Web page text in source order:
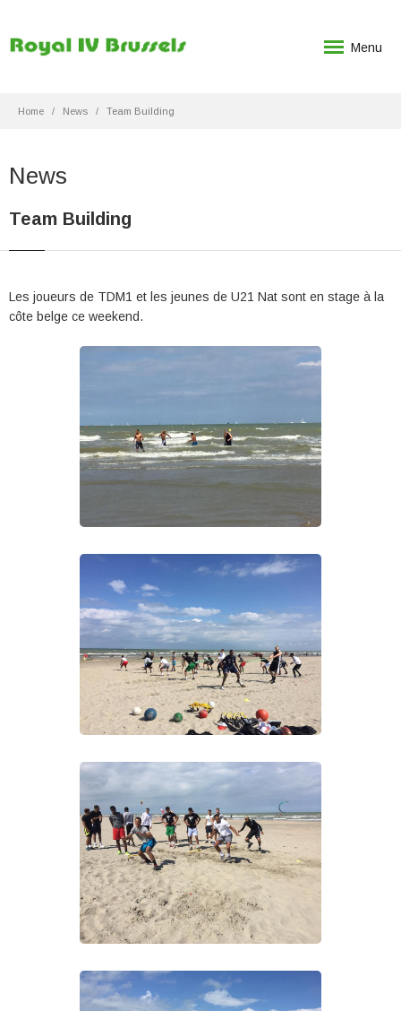
Menu
Home News Team Building
News
Team Building
Les joueurs de TDM1 et les jeunes de U21 Nat sont en stage à la
côte belge ce weekend.